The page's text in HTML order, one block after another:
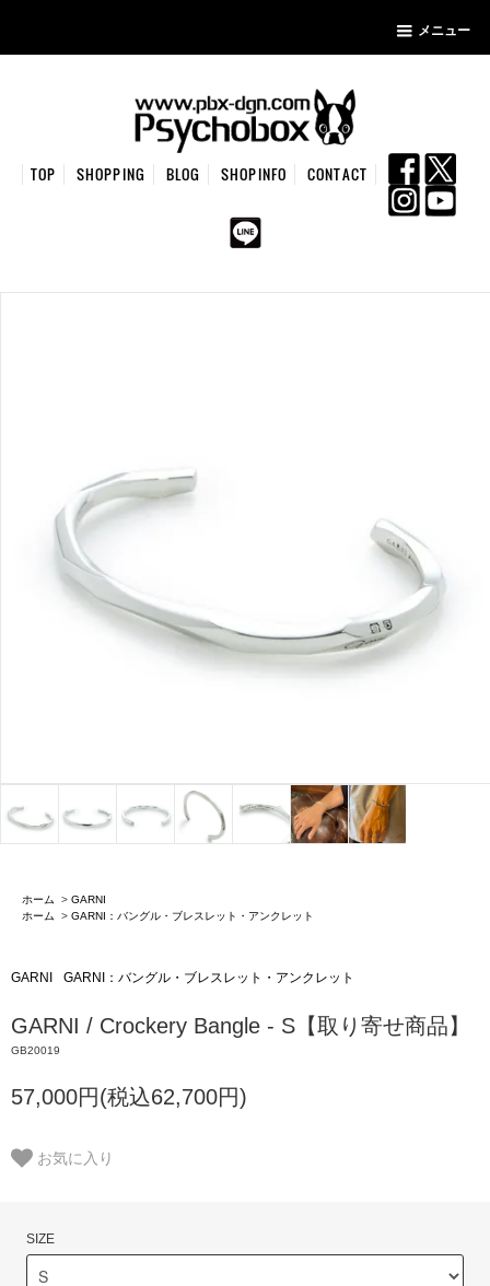
メニュー
TOP SHOPPING BLOG SHOPINFO CONTACT
ホーム > GARNI
ホーム
> GARNI：バングル・ブレスレット・アンクレット
GARNI GARNI：バングル・ブレスレット・アンクレット
GARNI / Crockery Bangle - S【取り寄せ商品】
GB20019
57,000円(税込62,700円)
お気に入り
SIZE